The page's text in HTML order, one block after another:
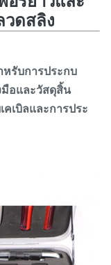
วดสลิง
หรับการประกบ
มือและวัสดุสิ้น
เบิลและการประ